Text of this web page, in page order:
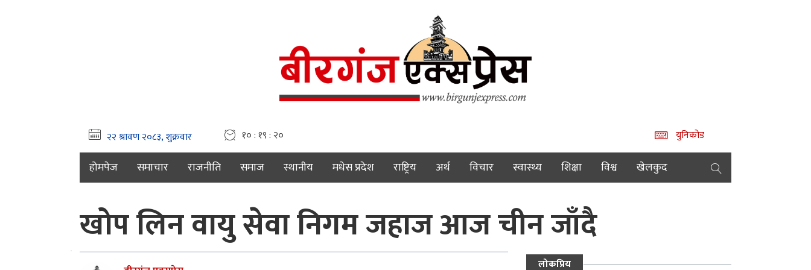
१० : १९ : २१ युनिकोड
होमपेज समाचार राजनीति समाज स्थानीय मधेस प्रदेश राष्ट्रिय अर्थ विचार स्वास्थ्य शिक्षा विश्व खेलकुद
खोप लिन वायु सेवा निगम जहाज आज चीन जाँदै
लोकप्रिय